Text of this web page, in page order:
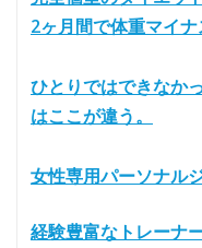
2ヶ月間で体重マイ
ひとりではできなか
はここが違う。
女性専用パーソナル
経験豊富なトレーナ